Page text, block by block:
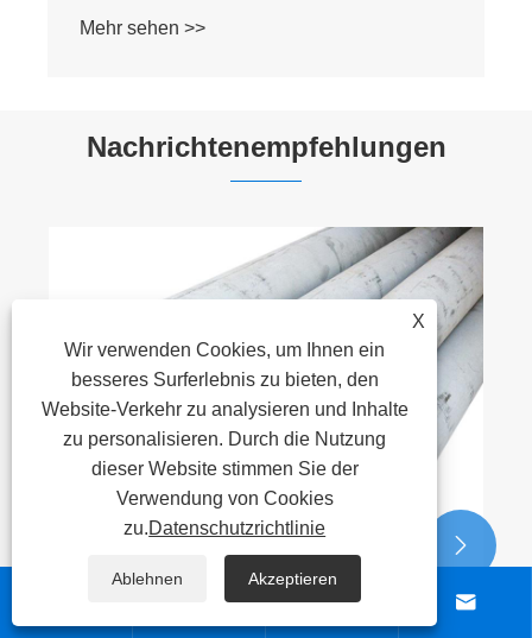
Mehr sehen >>
Nachrichtenempfehlungen

 
X
Wir verwenden Cookies, um Ihnen ein
besseres Surferlebnis zu bieten, den
Website-Verkehr zu analysieren und Inhalte
zu personalisieren. Durch die Nutzung
dieser Website stimmen Sie der
Verwendung von Cookies
zu.Datenschutzrichtlinie
Ablehnen Akzeptieren